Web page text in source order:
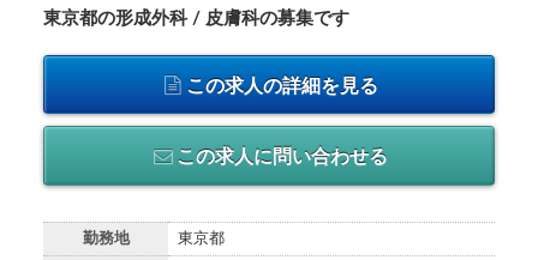
東京都の形成外科 / 皮膚科の募集です
この求人の詳細を見る
この求人に問い合わせる
勤務地 東京都